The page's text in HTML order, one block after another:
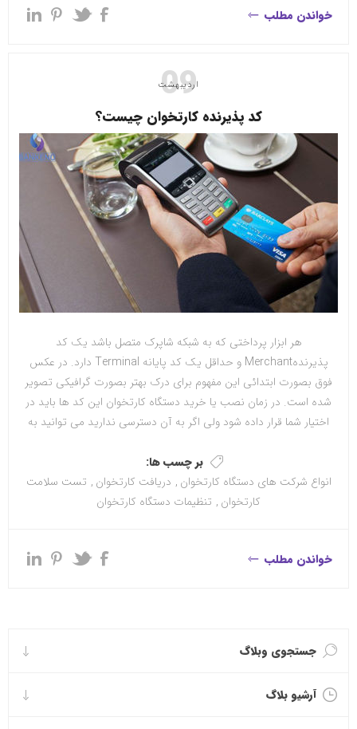
خواندن مطلب
09
اردیبهشت
کد پذیرنده کارتخوان چیست؟
هر ابزار پرداختی که به شبکه شاپرک متصل باشد یک کد
پذیرندهMerchant و حداقل یک کد پایانه Terminal دارد. در عکس
فوق بصورت ابتدائی این مفهوم برای درک بهتر بصورت گرافیکی تصویر
شده است. در زمان نصب یا خرید دستگاه کارتخوان این کد ها باید در
اختیار شما قرار داده شود ولی اگر به آن دسترسی ندارید می توانید به
بر چسب ها:
انواع شرکت های دستگاه کارتخوان , دریافت کارتخوان , تست سلامت
کارتخوان , تنظیمات دستگاه کارتخوان
خواندن مطلب
جستجوی وبلاگ
آرشیو بلاگ